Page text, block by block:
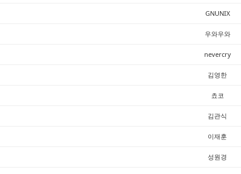
GNUNIX
우와우와
nevercry
김영한
쵸코
김관식
이재훈
성원경